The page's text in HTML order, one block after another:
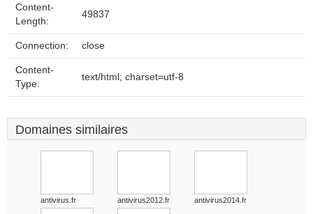
Content-
Length:
49837
Connection: close
Content-
Type:
text/html; charset=utf-8
Domaines similaires
antivirus.fr antivirus2012.fr antivirus2014.fr